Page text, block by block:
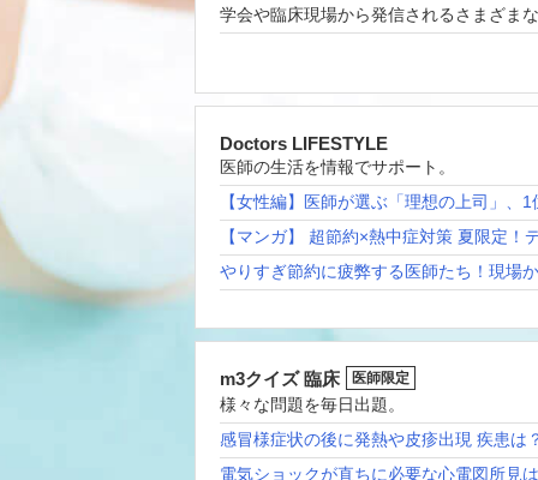
学会や臨床現場から発信されるさまざま
Doctors LIFESTYLE
医師の生活を情報でサポート。
【女性編】医師が選ぶ「理想の上司」、
【マンガ】 超節約×熱中症対策 夏限定！
やりすぎ節約に疲弊する医師たち！現場
m3クイズ 臨床 医師限定
様々な問題を毎日出題。
感冒様症状の後に発熱や皮疹出現 疾患は
電気ショックが直ちに必要な心電図所見